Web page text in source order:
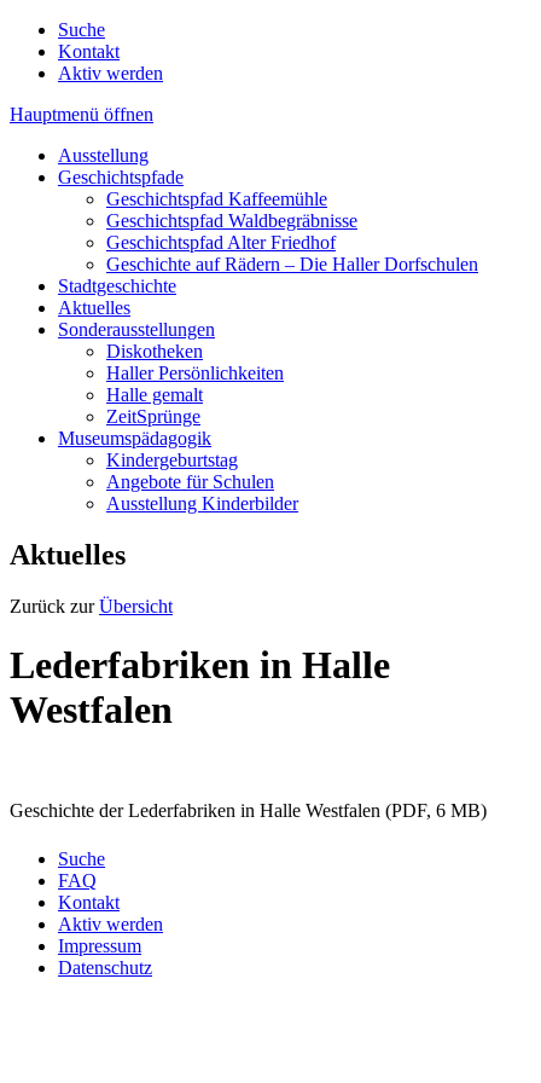
Suche
Kontakt
Aktiv werden
Hauptmenü öffnen
Ausstellung
Geschichtspfade
Geschichtspfad Kaffeemühle
Geschichtspfad Waldbegräbnisse
Geschichtspfad Alter Friedhof
Geschichte auf Rädern – Die Haller Dorfschulen
Stadtgeschichte
Aktuelles
Sonderausstellungen
Diskotheken
Haller Persönlichkeiten
Halle gemalt
ZeitSprünge
Museumspädagogik
Kindergeburtstag
Angebote für Schulen
Ausstellung Kinderbilder
Aktuelles
Zurück zurÜbersicht
Lederfabriken in Halle
Westfalen
Geschichte der Lederfabriken in Halle Westfalen (PDF, 6 MB)
Suche
FAQ
Kontakt
Aktiv werden
Impressum
Datenschutz